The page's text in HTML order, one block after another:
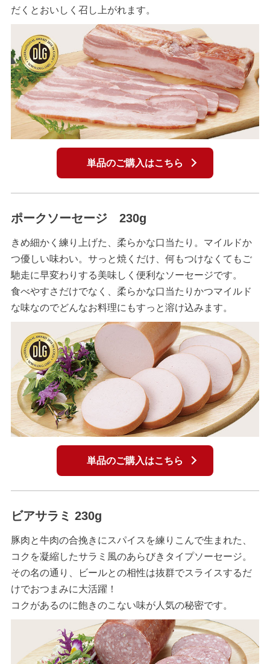
だくとおいしく召し上がれます。
単品のご購入はこちら
ポークソーセージ 230g
きめ細かく練り上げた、柔らかな口当たり。マイルドか
つ優しい味わい。サっと焼くだけ、何もつけなくてもご
馳走に早変わりする美味しく便利なソーセージです。
食べやすさだけでなく、柔らかな口当たりかつマイルド
な味なのでどんなお料理にもすっと溶け込みます。
単品のご購入はこちら
ビアサラミ 230g
豚肉と牛肉の合挽きにスパイスを練りこんで生まれた、
コクを凝縮したサラミ風のあらびきタイプソーセージ。
その名の通り、ビールとの相性は抜群でスライスするだ
けでおつまみに大活躍！
コクがあるのに飽きのこない味が人気の秘密です。